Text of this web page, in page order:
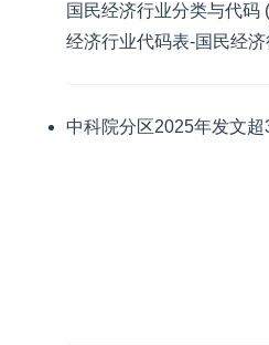
国民经济行业分类与代
经济行业代码表-国民经
中科院分区2025年发文